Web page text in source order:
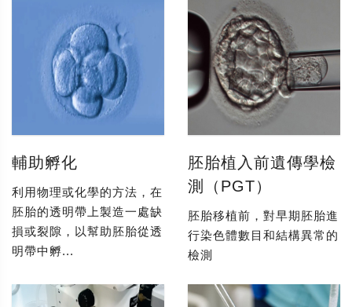
輔助孵化
利用物理或化學的方法，在
胚胎的透明帶上製造一處缺
損或裂隙，以幫助胚胎從透
明帶中孵...
胚胎植入前遺傳學檢
測（PGT）
胚胎移植前，對早期胚胎進
行染色體數目和結構異常的
檢測